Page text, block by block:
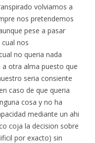
volviamos a
nos pretendemos
pese a pasar
nos
no queria nada
otra alma puesto que
seria consiente
caso de que queria
cosa y no ha
mediante un ahi
coja la decision sobre
por exacto) sin